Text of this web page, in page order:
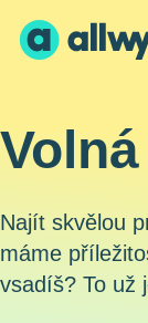
Najít skvělou
máme
vsadíš? To už